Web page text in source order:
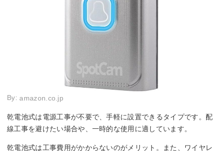
By:amazon.co.jp
乾電池式は電源工事が不要で、手軽に設置できるタイプです。配
線工事を避けたい場合や、一時的な使用に適しています。
乾電池式は工事費用がかからないのがメリット。また、ワイヤレ